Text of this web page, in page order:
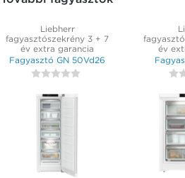
Liebherr
fagyasztószekrény 3 + 7
év extra garancia
Fagyasztó GN 50Vd26
év